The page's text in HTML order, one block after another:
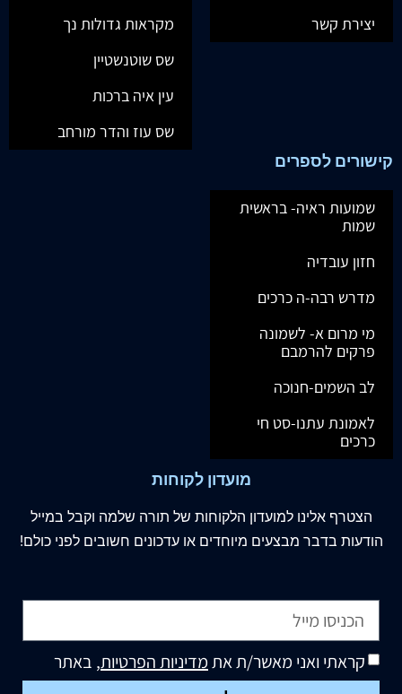
יצירת קשר
מקראות גדולות נך
שס שוטנשטיין
עין איה ברכות
שס עוז והדר מורחב
קישורים לספרים
שמועות ראיה- בראשית
שמות
חזון עובדיה
מדרש רבה-ה כרכים
מי מרום א- לשמונה
פרקים להרמבם
לב השמים-חנוכה
לאמונת עתנו-סט חי
כרכים
מועדון לקוחות
הצטרף אלינו למועדון הלקוחות של תורה שלמה וקבל במייל
הודעות בדבר מבצעים מיוחדים או עדכונים חשובים לפני כולם!
קראתי ואני מאשר/ת אתמדיניות הפרטיות, באתר